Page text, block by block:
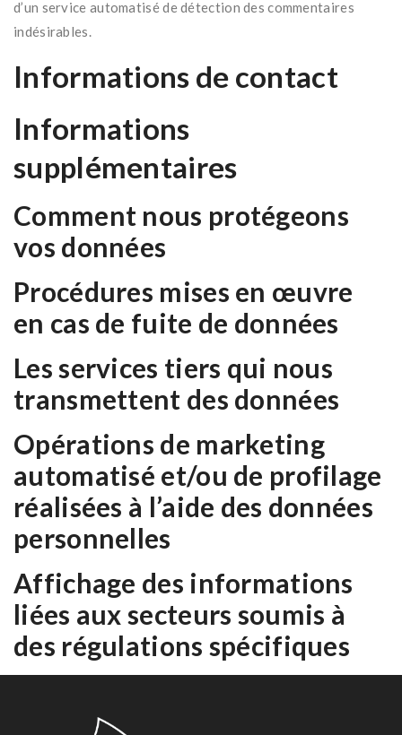
d’un service automatisé de détection des commentaires
indésirables.
Informations de contact
Informations
supplémentaires
Comment nous protégeons
vos données
Procédures mises en œuvre
en cas de fuite de données
Les services tiers qui nous
transmettent des données
Opérations de marketing
automatisé et/ou de profilage
réalisées à l’aide des données
personnelles
Affichage des informations
liées aux secteurs soumis à
des régulations spécifiques